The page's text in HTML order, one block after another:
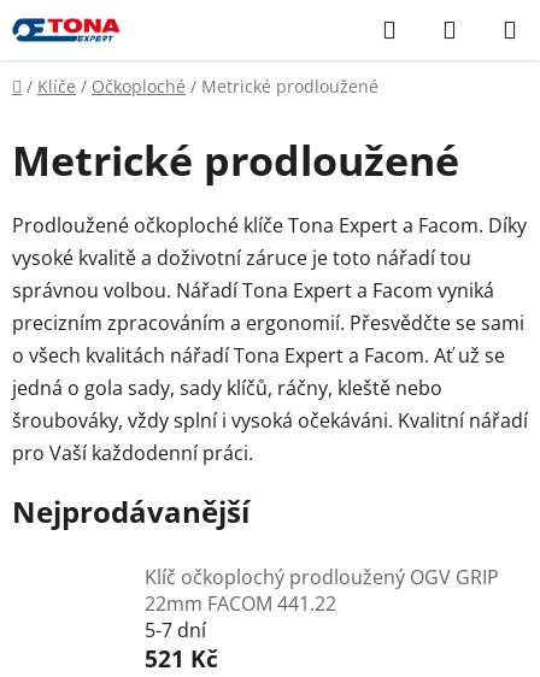
Přejít
na
obsah
Hledat
KOŠÍK
Domů
/ Klíče / Očkoploché / Metrické prodloužené
Metrické prodloužené
Prodloužené očkoploché klíče Tona Expert a Facom. Díky
vysoké kvalitě a doživotní záruce je toto nářadí tou
správnou volbou. Nářadí Tona Expert a Facom vyniká
precizním zpracováním a ergonomií. Přesvědčte se sami
o všech kvalitách nářadí Tona Expert a Facom. Ať už se
jedná o gola sady, sady klíčů, ráčny, kleště nebo
šroubováky, vždy splní i vysoká očekáváni. Kvalitní nářadí
pro Vaší každodenní práci.
Nejprodávanější
Klíč očkoplochý prodloužený OGV GRIP
22mm FACOM 441.22
5-7 dní
521 Kč